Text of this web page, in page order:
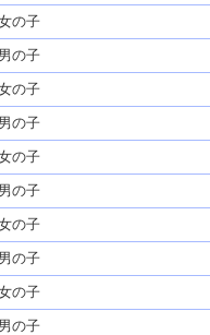
の子
の子
の子
の子
の子
の子
の子
の子
の子
の子